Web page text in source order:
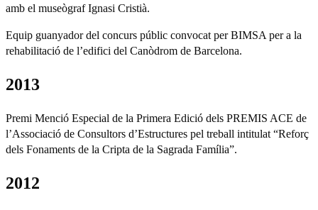
amb el museògraf Ignasi Cristià.
Equip guanyador del concurs públic convocat per BIMSA per a la
rehabilitació de l’edifici del Canòdrom de Barcelona.
2013
Premi Menció Especial de la Primera Edició dels PREMIS ACE de
l’Associació de Consultors d’Estructures pel treball intitulat “Reforç
dels Fonaments de la Cripta de la Sagrada Família”.
2012